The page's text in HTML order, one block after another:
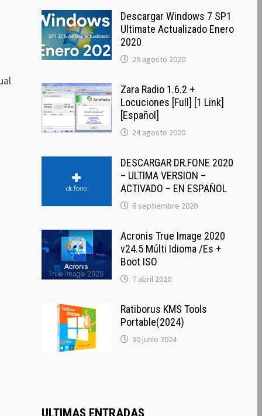
Descargar Windows 7 SP1
Ultimate Actualizado Enero
2020
29 agosto 2020
Zara Radio 1.6.2 +
Locuciones [Full] [1 Link]
[Español]
24 agosto 2020
DESCARGAR DR.FONE 2020
– ULTIMA VERSION –
ACTIVADO – EN ESPAÑOL
6 septiembre 2020
Acronis True Image 2020
v24.5 Múlti Idioma /Es +
Boot ISO
7 abril 2020
Ratiborus KMS Tools
Portable(2024)
30 junio 2024
ULTIMAS ENTRADAS